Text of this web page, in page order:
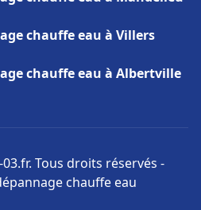
chauffe eau à Villers
chauffe eau à Albertville
Tous droits réservés -
chauffe eau